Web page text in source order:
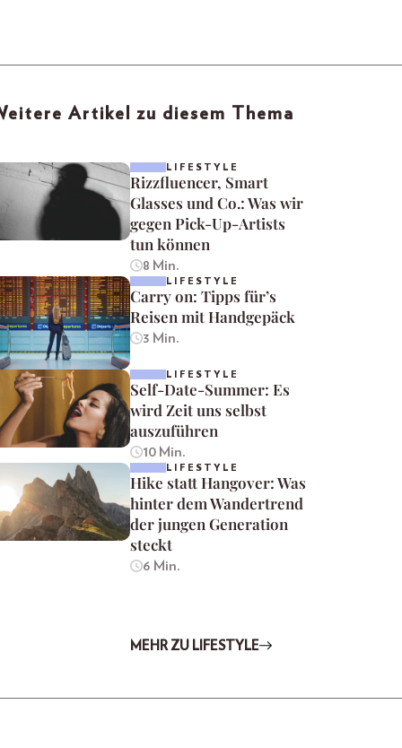
Artikel zu diesem Thema
LIFESTYLE
Rizzfluencer, Smart
Glasses und Co.: Was wir
gegen Pick-Up-Artists
tun können
8 Min.
LIFESTYLE
Carry on: Tipps für’s
Reisen mit Handgepäck
3 Min.
LIFESTYLE
Self-Date-Summer: Es
wird Zeit uns selbst
auszuführen
10 Min.
LIFESTYLE
Hike statt Hangover: Was
hinter dem Wandertrend
der jungen Generation
steckt
6 Min.
MEHR ZU LIFESTYLE